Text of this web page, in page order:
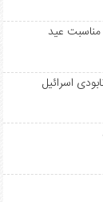
به مناسبت عید
اسرائیل